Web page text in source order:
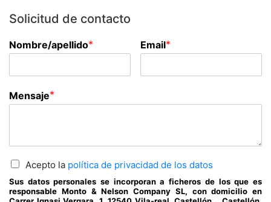
Solicitud de contacto
Nombre/apellido* Email*
Mensaje*
Acepto la política de privacidad de los datos
Sus datos personales se incorporan a ficheros de los que es
responsable Monto & Nelson Company SL, con domicilio en